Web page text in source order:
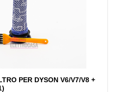
PER DYSON V6/V7/V8 +